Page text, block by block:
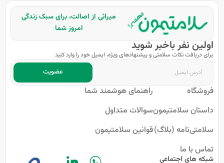
میراثی از اصالت، برای سبک زندگی
امروز شما
اولین نفر باخبر شوید
برای دریافت نکات سلامتی و پیشنهادهای ویژه، ایمیل خود را وارد کنید
عضویت
فروشگاه
داستان سلامتیمون
سلامتی‌نامه (بلاگ)
تماس با ما
راهنمای هوشمند شما
سوالات متداول
قوانین سلامتیمون
شبکه های اجتماعی